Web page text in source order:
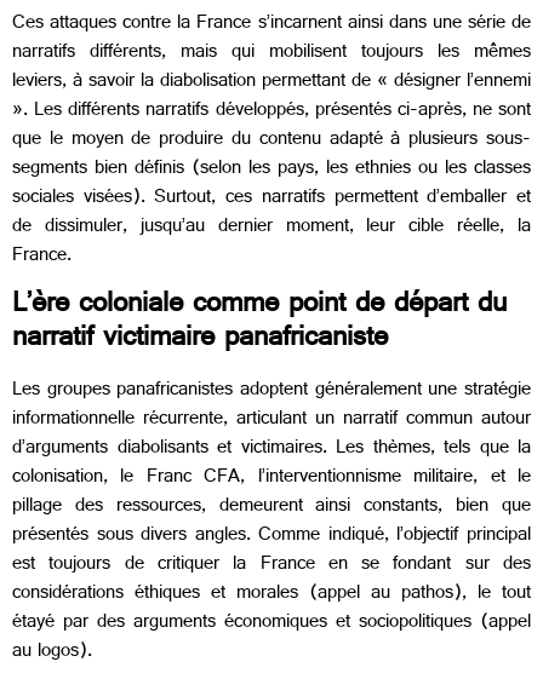
Ces attaques contre la France s’incarnent ainsi dans une série de
narratifs différents, mais qui mobilisent toujours les mêmes
leviers, à savoir la diabolisation permettant de « désigner l’ennemi
». Les différents narratifs développés, présentés ci-après, ne sont
que le moyen de produire du contenu adapté à plusieurs sous-
segments bien définis (selon les pays, les ethnies ou les classes
sociales visées). Surtout, ces narratifs permettent d’emballer et
de dissimuler, jusqu’au dernier moment, leur cible réelle, la
France.
L’ère coloniale comme point de départ du
narratif victimaire panafricaniste
Les groupes panafricanistes adoptent généralement une stratégie
informationnelle récurrente, articulant un narratif commun autour
d’arguments diabolisants et victimaires. Les thèmes, tels que la
colonisation, le Franc CFA, l’interventionnisme militaire, et le
pillage des ressources, demeurent ainsi constants, bien que
présentés sous divers angles. Comme indiqué, l’objectif principal
est toujours de critiquer la France en se fondant sur des
considérations éthiques et morales (appel au pathos), le tout
étayé par des arguments économiques et sociopolitiques (appel
au logos).